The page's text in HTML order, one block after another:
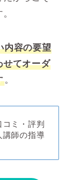
内容の要望
せてオーダ
。
コミ・評判
講師の指導